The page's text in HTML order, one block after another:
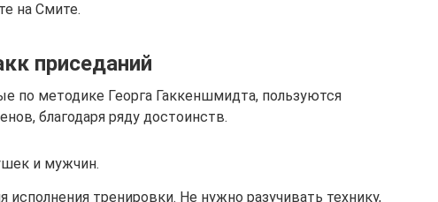
на Смите.
приседаний
по методике Георга Гаккеншмидта, пользуются
благодаря ряду достоинств.
и мужчин.
исполнения тренировки. Не нужно разучивать технику,